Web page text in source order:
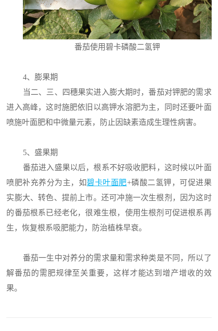
番茄使用碧卡磷酸二氢钾
4、膨果期
当二、三、四穗果实进入膨大期时，番茄对钾肥的需求
进入高峰，这时施肥依旧以高钾水溶肥为主，同时还要叶面
喷施叶面肥和中微量元素，防止因缺素造成生理性病害。
5、盛果期
番茄进入盛果以后，根系不好吸收肥料，这时候以叶面
喷肥补充养分为主，如碧卡叶面肥+磷酸二氢钾，可促进果
实膨大、转色、提前上市。还可冲施一次生根剂，因为这时
的番茄根系已经老化，很难生根，使用生根剂可促进根系再
生，恢复根系吸肥能力，防治植株早衰。
番茄一生中对养分的需求量和需求种类是不同，所以了
解番茄的需肥规律至关重要，这样才能达到增产增收的效
果。